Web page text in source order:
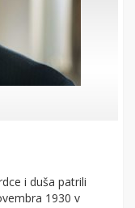
i duša patrili
1930 v